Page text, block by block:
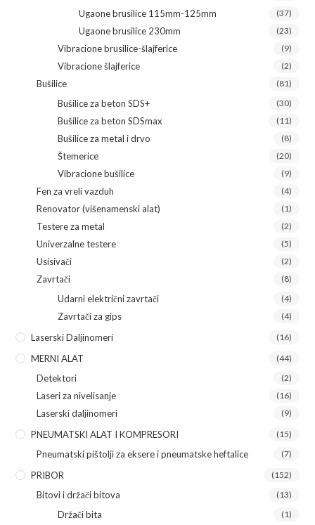
Ugaone brusilice 115mm-125mm (37)
Ugaone brusilice 230mm (23)
Vibracione brusilice-šlajferice (9)
Vibracione šlajferice (2)
Bušilice (81)
Bušilice za beton SDS+ (30)
Bušilice za beton SDSmax (11)
Bušilice za metal i drvo (8)
Štemerice (20)
Vibracione bušilice (9)
Fen za vreli vazduh (4)
Renovator (višenamenski alat) (1)
Testere za metal (2)
Univerzalne testere (5)
Usisivači (2)
Zavrtači (8)
Udarni električni zavrtači (4)
Zavrtači za gips (4)
Laserski Daljinomeri (16)
MERNI ALAT (44)
Detektori (2)
Laseri za nivelisanje (16)
Laserski daljinomeri (9)
PNEUMATSKI ALAT I KOMPRESORI (15)
Pneumatski pištolji za eksere i pneumatske heftalice (7)
PRIBOR (152)
Bitovi i držači bitova (13)
Držači bita (1)